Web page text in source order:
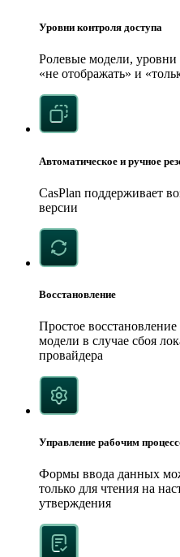
Уровни контроля доступа
Ролевые модели,
«не отображать» и
Автоматическое и ручное
CasPlan поддерживает
версии
Восстановление
Простое
модели в случае сбоя
провайдера
Управление рабочим
Формы ввода данных
только для чтения на
утверждения